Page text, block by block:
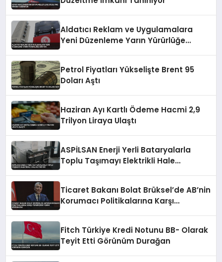
Aldatıcı Reklam ve Uygulamalara
Yeni Düzenleme Yarın Yürürlüğe
Petrol Fiyatları Yükselişte Brent 95
Doları Aştı
Haziran Ayı Kartlı Ödeme Hacmi 2,9
Trilyon Liraya Ulaştı
ASPİLSAN Enerji Yerli Bataryalarla
Toplu Taşımayı Elektrikli Hale
Ticaret Bakanı Bolat Brüksel’de AB’nin
Korumacı Politikalarına Karşı
Fitch Türkiye Kredi Notunu BB- Olarak
Teyit Etti Görünüm Durağan